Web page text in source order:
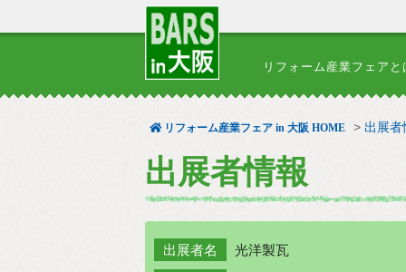
リフォーム産業フェアと
リフォーム産業フェア in 大阪 HOME > 出展者
出展者情報
出展者名
光洋製瓦